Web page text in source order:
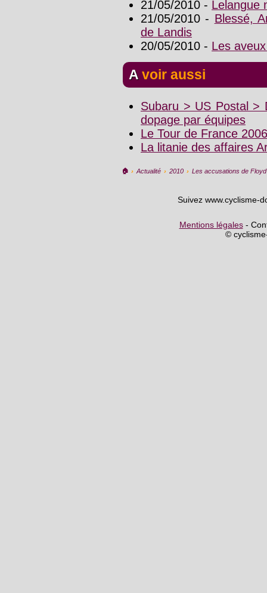
21/05/2010 - Lelangue
21/05/2010 - Blessé,
de Landis
20/05/2010 - Les
A voir aussi
Subaru > US Postal >
dopage par équipes
Le Tour de France 2006
La litanie des affaires
🏠︎ › Actualité › 2010 › Les accusations de
Suivez www.cyclisme-
Mentions légales-
©